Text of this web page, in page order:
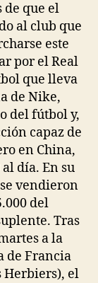
de que el
al club que
este
por el Real
que lleva
de Nike,
del fútbol y,
capaz de
en China,
al día. En su
vendieron
del
Tras
a la
de Francia
Herbiers), el